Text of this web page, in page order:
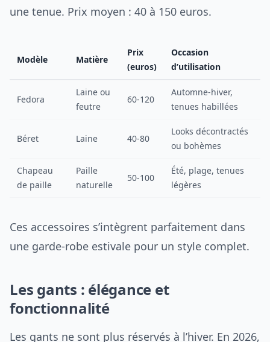
une tenue. Prix moyen : 40 à 150 euros.
Modèle Matière
Prix
(euros)
Occasion
d’utilisation
Fedora
Laine ou
feutre
60-120
Automne-hiver,
tenues habillées
Béret Laine 40-80
Looks décontractés
ou bohèmes
Chapeau
de paille
Paille
naturelle
50-100
Été, plage, tenues
légères
Ces accessoires s’intègrent parfaitement dans
une garde-robe estivale pour un style complet.
Les gants : élégance et
fonctionnalité
Les gants ne sont plus réservés à l’hiver. En 2026,